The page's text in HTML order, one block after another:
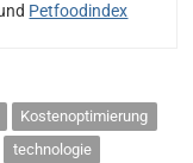
Petfoodindex
Kostenoptimierung
technologie